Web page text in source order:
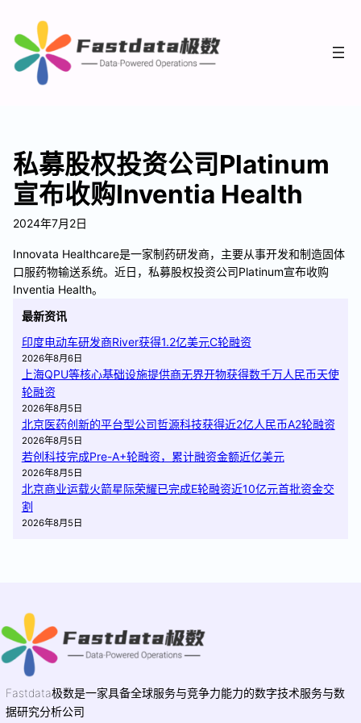
私募股权投资公司Platinum
宣布收购Inventia Health
2024年7月2日
Innovata Healthcare是一家制药研发商，主要从事开发和制造固体
口服药物输送系统。近日，私募股权投资公司Platinum宣布收购
Inventia Health。
最新资讯
印度电动车研发商River获得1.2亿美元C轮融资
2026年8月6日
上海QPU等核心基础设施提供商无界开物获得数千万人民币天使
轮融资
2026年8月5日
北京医药创新的平台型公司哲源科技获得近2亿人民币A2轮融资
2026年8月5日
若创科技完成Pre-A+轮融资，累计融资金额近亿美元
2026年8月5日
北京商业运载火箭星际荣耀已完成E轮融资近10亿元首批资金交
割
2026年8月5日
Fastdata极数是一家具备全球服务与竞争力能力的数字技术服务与数
据研究分析公司